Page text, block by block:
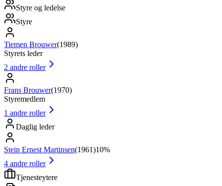
Styre og ledelse
Styre
Tiemen Brouwer(1989)
Styrets leder
2 andre roller
Frans Brouwer(1970)
Styremedlem
1 andre roller
Daglig leder
Stein Ernest Martinsen(1961)10%
4 andre roller
Tjenesteytere